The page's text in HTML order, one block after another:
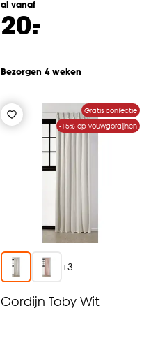
al vanaf
20.
-
Bezorgen 4 weken
Gratis confectie
-15% op vouwgordijnen
+3
Gordijn Toby Wit